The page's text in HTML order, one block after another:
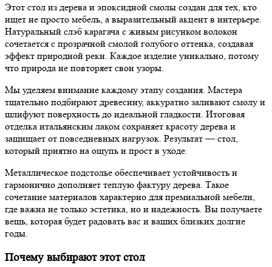
Этот стол из дерева и эпоксидной смолы создан для тех, кто
ищет не просто мебель, а выразительный акцент в интерьере.
Натуральный слэб карагача с живым рисунком волокон
сочетается с прозрачной смолой голубого оттенка, создавая
эффект природной реки. Каждое изделие уникально, потому
что природа не повторяет свои узоры.
Мы уделяем внимание каждому этапу создания. Мастера
тщательно подбирают древесину, аккуратно заливают смолу и
шлифуют поверхность до идеальной гладкости. Итоговая
отделка итальянским лаком сохраняет красоту дерева и
защищает от повседневных нагрузок. Результат — стол,
который приятно на ощупь и прост в уходе.
Металлическое подстолье обеспечивает устойчивость и
гармонично дополняет теплую фактуру дерева. Такое
сочетание материалов характерно для премиальной мебели,
где важна не только эстетика, но и надежность. Вы получаете
вещь, которая будет радовать вас и ваших близких долгие
годы.
Почему выбирают этот стол